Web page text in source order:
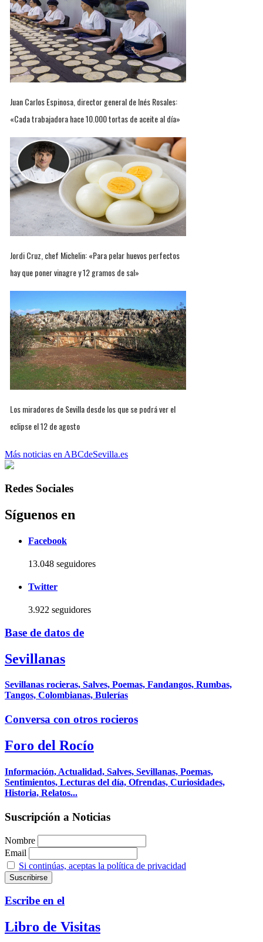
Juan Carlos Espinosa, director general de Inés Rosales:
«Cada trabajadora hace 10.000 tortas de aceite al día»
Jordi Cruz, chef Michelin: «Para pelar huevos perfectos
hay que poner vinagre y 12 gramos de sal»
Los miradores de Sevilla desde los que se podrá ver el
eclipse el 12 de agosto
Más noticias en ABCdeSevilla.es
Redes Sociales
Síguenos en
Facebook
13.048 seguidores
Twitter
3.922 seguidores
Base de datos de
Sevillanas
Sevillanas rocieras, Salves, Poemas, Fandangos, Rumbas,
Tangos, Colombianas, Bulerías
Conversa con otros rocieros
Foro del Rocío
Información, Actualidad, Salves, Sevillanas, Poemas,
Sentimientos, Lecturas del día, Ofrendas, Curiosidades,
Historia, Relatos...
Suscripción a Noticias
Nombre
Email
Si continúas, aceptas la política de privacidad
Escribe en el
Libro de Visitas